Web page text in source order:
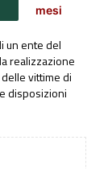
mesi
un ente del
realizzazione
vittime di
disposizioni